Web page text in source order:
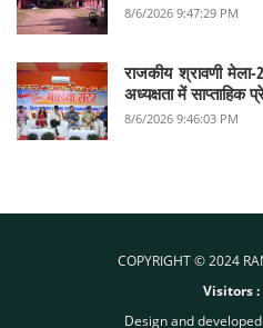
8/6/2026 9:47:29 PM
राजकीय श्रावणी
अध्यक्षता में साप्ताहिक
8/6/2026 9:46:03 PM
COPYRIGHT © 2024
Visitors :
Design and